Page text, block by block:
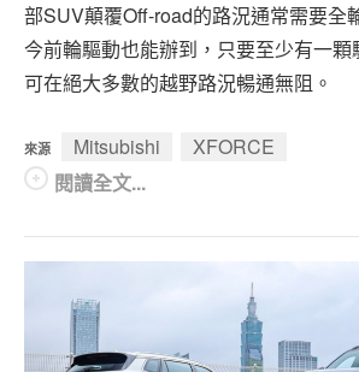
部SUV顛覆Off-road的路況通常需要全
今前輪驅動也能辦到，只要至少有一
可在絕大多數的越野路況暢通無阻。
來源 Mitsubishi
XFORCE
閱讀全文...